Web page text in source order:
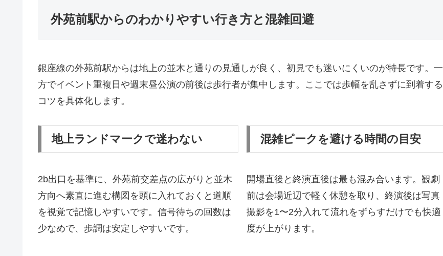
外苑前駅からのわかりやすい行き方と混雑回避
銀座線の外苑前駅からは地上の並木と通りの見通しが良く、初見でも迷いにくいのが特長です。一
方でイベント重複日や週末昼公演の前後は歩行者が集中します。ここでは歩幅を乱さずに到着する
コツを具体化します。
地上ランドマークで迷わない
2b出口を基準に、外苑前交差点の広がりと並木
方向へ素直に進む構図を頭に入れておくと道順
を視覚で記憶しやすいです。信号待ちの回数は
少なめで、歩調は安定しやすいです。
混雑ピークを避ける時間の目安
開場直後と終演直後は最も混み合います。観劇
前は会場近辺で軽く休憩を取り、終演後は写真
撮影を1〜2分入れて流れをずらすだけでも快適
度が上がります。